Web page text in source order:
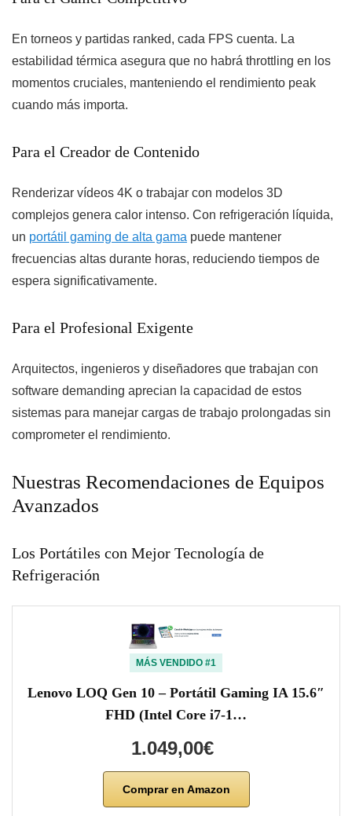
En torneos y partidas ranked, cada FPS cuenta. La
estabilidad térmica asegura que no habrá throttling en los
momentos cruciales, manteniendo el rendimiento peak
cuando más importa.
Para el Creador de Contenido
Renderizar vídeos 4K o trabajar con modelos 3D
complejos genera calor intenso. Con refrigeración líquida,
un portátil gaming de alta gama puede mantener
frecuencias altas durante horas, reduciendo tiempos de
espera significativamente.
Para el Profesional Exigente
Arquitectos, ingenieros y diseñadores que trabajan con
software demanding aprecian la capacidad de estos
sistemas para manejar cargas de trabajo prolongadas sin
comprometer el rendimiento.
Nuestras Recomendaciones de Equipos
Avanzados
Los Portátiles con Mejor Tecnología de
Refrigeración
MÁS VENDIDO #1
Lenovo LOQ Gen 10 – Portátil Gaming IA 15.6″
FHD (Intel Core i7-1…
1.049,00€
Comprar en Amazon